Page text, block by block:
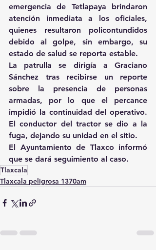
emergencia de Tetlapaya brindaron
atención inmediata a los oficiales,
quienes resultaron policontundidos
debido al golpe, sin embargo, su
estado de salud se reporta estable.
La patrulla se dirigía a Graciano
Sánchez tras recibirse un reporte
sobre la presencia de personas
armadas, por lo que el percance
impidió la continuidad del operativo.
El conductor del tractor se dio a la
fuga, dejando su unidad en el sitio.
El Ayuntamiento de Tlaxco informó
que se dará seguimiento al caso.
Tlaxcala
Tlaxcala peligrosa 1370am